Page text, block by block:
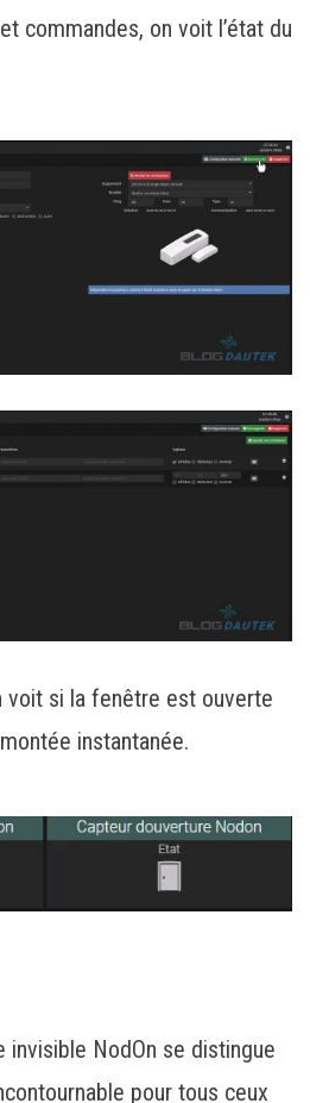
commandes, on voit l’état du
voit si la fenêtre est ouverte
instantanée.
invisible NodOn se distingue
pour tous ceux